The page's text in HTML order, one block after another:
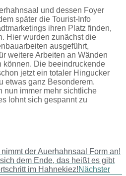
und dessen Foyer
später die Tourist-Info
ihren Platz finden,
Hier wurden zunächst die
ausgeführt,
weitere Arbeiten an Wänden
können. Die beeindruckende
jetzt ein totaler Hingucker
etwas ganz Besonderem.
nun immer mehr sichtliche
lohnt sich gespannt zu
der Auerhahnsaal Form an!
dem Ende, das heißt es gibt
im Hahnekiez!Nächster